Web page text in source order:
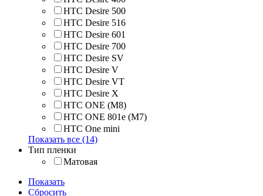
HTC Desire 500
HTC Desire 516
HTC Desire 601
HTC Desire 700
HTC Desire SV
HTC Desire V
HTC Desire VT
HTC Desire X
HTC ONE (M8)
HTC ONE 801e (M7)
HTC One mini
Показать все (14)
Тип пленки
Матовая
Показать
Сбросить